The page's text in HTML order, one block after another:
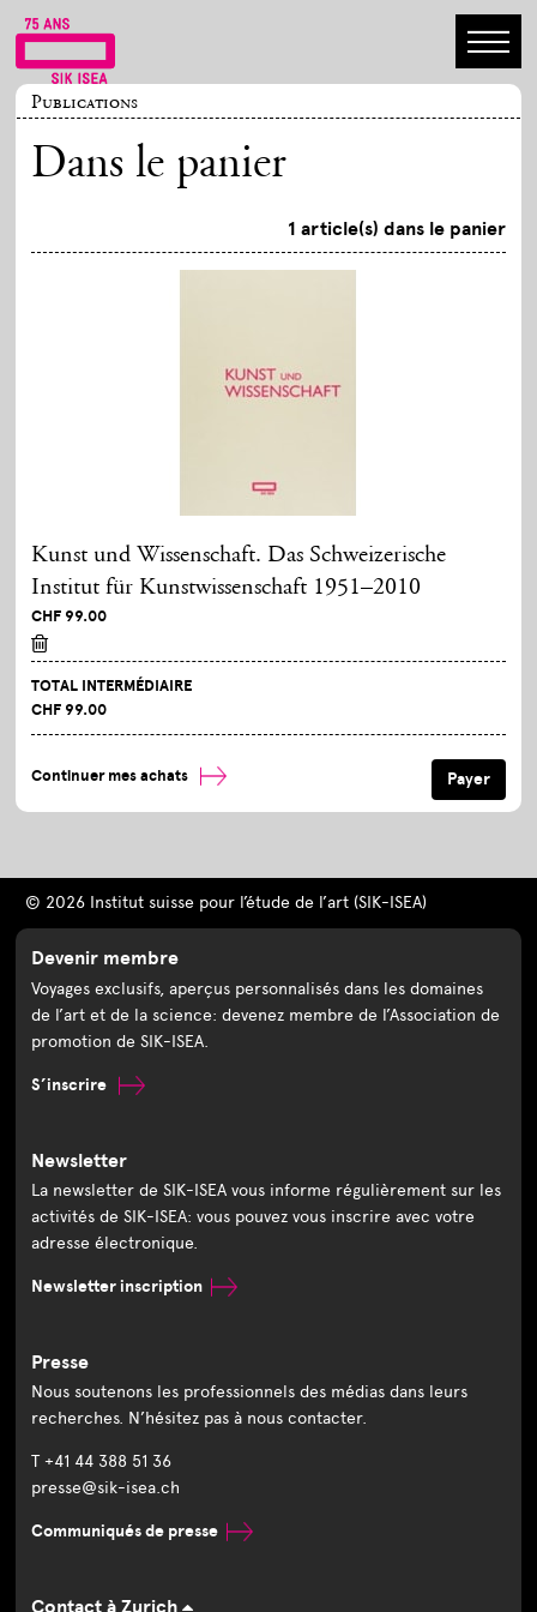
Publications
Dans le panier
1 article(s) dans le panier
Kunst und Wissenschaft. Das Schweizerische
Institut für Kunstwissenschaft 1951–2010
CHF 99.00
TOTAL INTERMÉDIAIRE
CHF 99.00
Continuer mes achats
© 2026 Institut suisse pour l’étude de l’art (SIK-ISEA)
Devenir membre
Voyages exclusifs, aperçus personnalisés dans les domaines
de l’art et de la science: devenez membre de l’Association de
promotion de SIK-ISEA.
S’inscrire
Newsletter
La newsletter de SIK-ISEA vous informe régulièrement sur les
activités de SIK-ISEA: vous pouvez vous inscrire avec votre
adresse électronique.
Newsletter inscription
Presse
Nous soutenons les professionnels des médias dans leurs
recherches. N’hésitez pas à nous contacter.
T +41 44 388 51 36
presse@sik-isea.ch
Communiqués de presse
Contact à Zurich